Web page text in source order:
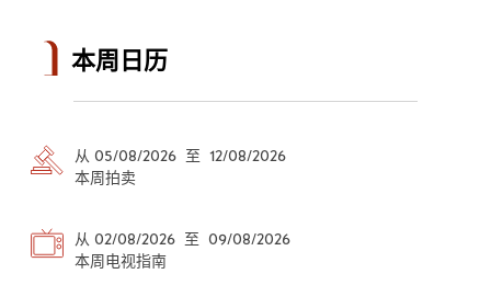
本周日历
从 05/08/2026 至 12/08/2026
本周拍卖
从 02/08/2026 至 09/08/2026
本周电视指南